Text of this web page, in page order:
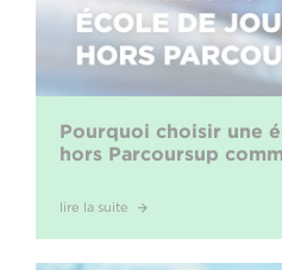
Pourquoi choisir une
hors Parcoursup
lire la suite